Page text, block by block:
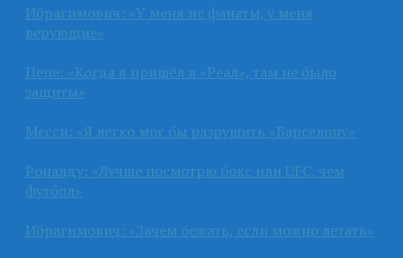
Ибрагимович: «У меня не фанаты, у меня
верующие»
Пепе: «Когда я пришёл в «Реал», там не было
защиты»
Месси: «Я легко мог бы разрушить «Барселону»
Роналду: «Лучше посмотрю бокс или UFC, чем
футбол»
Ибрагимович: «Зачем бежать, если можно летать»